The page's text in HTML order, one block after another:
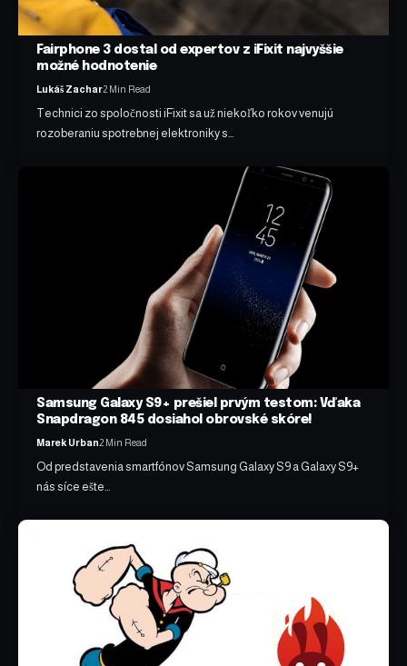
Fairphone 3 dostal od expertov z iFixit najvyššie
možné hodnotenie
Lukáš Zachar2 Min Read
Technici zo spoločnosti iFixit sa už niekoľko rokov venujú
rozoberaniu spotrebnej elektroniky s…
Samsung Galaxy S9+ prešiel prvým testom: Vďaka
Snapdragon 845 dosiahol obrovské skóre!
Marek Urban2 Min Read
Od predstavenia smartfónov Samsung Galaxy S9 a Galaxy S9+
nás síce ešte…